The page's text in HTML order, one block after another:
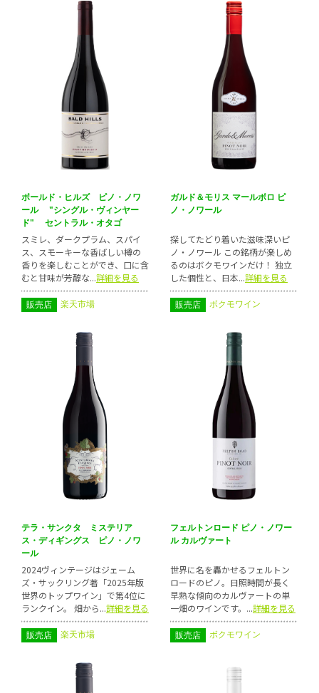
ボールド・ヒルズ ピノ・ノワ
ール "シングル・ヴィンヤー
ド" セントラル・オタゴ
スミレ、ダークプラム、スパイ
ス、スモーキーな香ばしい樽の
香りを楽しむことができ、口に含
むと甘味が芳醇な...詳細を見る
販売店 楽天市場
ガルド＆モリス マールボロ ピ
ノ・ノワール
探してたどり着いた滋味深いピ
ノ・ノワール この銘柄が楽しめ
るのはボクモワインだけ！ 独立
した個性と、日本...詳細を見る
販売店 ボクモワイン
テラ・サンクタ ミステリア
ス・ディギングス ピノ・ノワ
ール
2024ヴィンテージはジェーム
ズ・サックリング著「2025年版
世界のトップワイン」で第4位に
ランクイン。 畑から...詳細を見る
販売店 楽天市場
フェルトンロード ピノ・ノワー
ル カルヴァート
世界に名を轟かせるフェルトン
ロードのピノ。日照時間が長く
早熟な傾向のカルヴァートの単
一畑のワインです。...詳細を見る
販売店 ボクモワイン